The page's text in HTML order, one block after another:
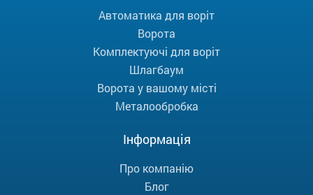
Автоматика для воріт
Ворота
Комплектуючі для воріт
Шлагбаум
Ворота у вашому місті
Металообробка
Інформація
Про компанію
Блог